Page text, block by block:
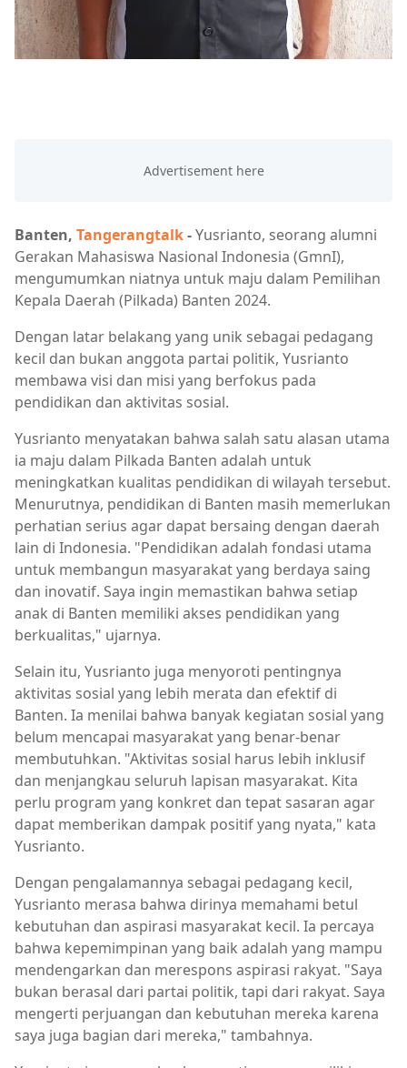
Banten, Tangerangtalk-Yusrianto, seorang alumni
Gerakan Mahasiswa Nasional Indonesia (GmnI),
mengumumkan niatnya untuk maju dalam Pemilihan
Kepala Daerah (Pilkada) Banten 2024.
Dengan latar belakang yang unik sebagai pedagang
kecil dan bukan anggota partai politik, Yusrianto
membawa visi dan misi yang berfokus pada
pendidikan dan aktivitas sosial.
Yusrianto menyatakan bahwa salah satu alasan utama
ia maju dalam Pilkada Banten adalah untuk
meningkatkan kualitas pendidikan di wilayah tersebut.
Menurutnya, pendidikan di Banten masih memerlukan
perhatian serius agar dapat bersaing dengan daerah
lain di Indonesia. "Pendidikan adalah fondasi utama
untuk membangun masyarakat yang berdaya saing
dan inovatif. Saya ingin memastikan bahwa setiap
anak di Banten memiliki akses pendidikan yang
berkualitas," ujarnya.
Selain itu, Yusrianto juga menyoroti pentingnya
aktivitas sosial yang lebih merata dan efektif di
Banten. Ia menilai bahwa banyak kegiatan sosial yang
belum mencapai masyarakat yang benar-benar
membutuhkan. "Aktivitas sosial harus lebih inklusif
dan menjangkau seluruh lapisan masyarakat. Kita
perlu program yang konkret dan tepat sasaran agar
dapat memberikan dampak positif yang nyata," kata
Yusrianto.
Dengan pengalamannya sebagai pedagang kecil,
Yusrianto merasa bahwa dirinya memahami betul
kebutuhan dan aspirasi masyarakat kecil. Ia percaya
bahwa kepemimpinan yang baik adalah yang mampu
mendengarkan dan merespons aspirasi rakyat. "Saya
bukan berasal dari partai politik, tapi dari rakyat. Saya
mengerti perjuangan dan kebutuhan mereka karena
saya juga bagian dari mereka," tambahnya.